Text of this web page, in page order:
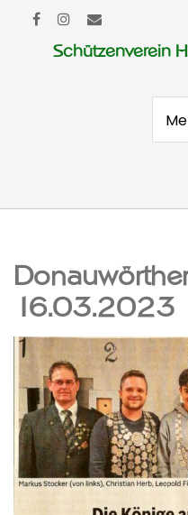
Schützenverein
16.03.2023